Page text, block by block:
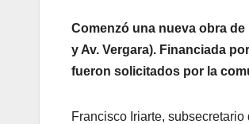
Comenzó una nueva obra
y Av. Vergara). Financiada
fueron solicitados por la
Francisco Iriarte,